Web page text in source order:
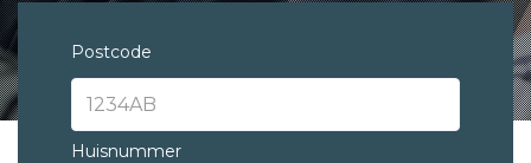
Postcode
Huisnummer